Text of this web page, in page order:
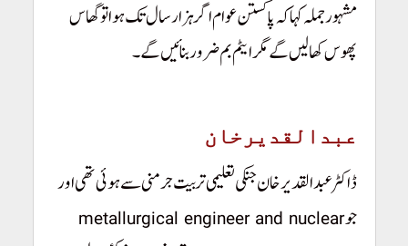
مشہور جملہ کہا کہ پاکستن عوام اگرہزار سال تک ہوا تو گھاس
پھوس کھا لیں گے مگر ایٹم بم ضرور بنائیں گے۔
عبدالقدیرخان
ڈاکٹر عبدالقدیر خان جنکی تعلیمی تربیت جرمنی سے ہوئی تھی اور
جوmetallurgical engineer and nuclear